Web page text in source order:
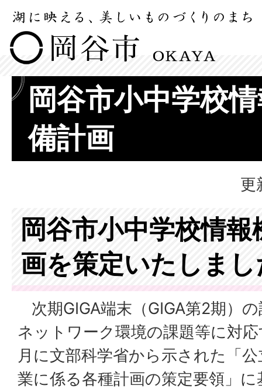
岡谷市小中学校
備計画
更
岡谷市小中学校情
画を策定いたしまし
次期GIGA端末（GIGA第2期）
ネットワーク環境の課題等に対
月に文部科学省から示された「
業に係る各種計画の策定要領」